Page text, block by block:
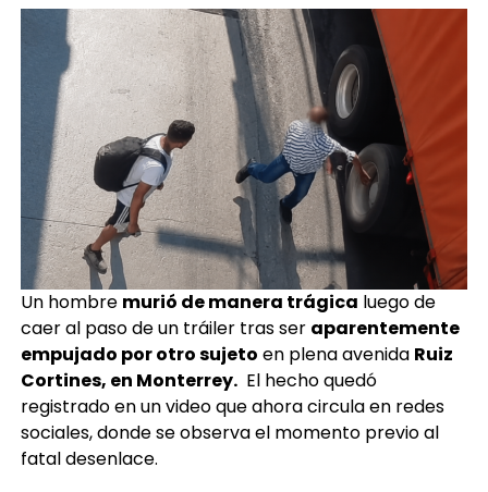
Un hombre murió de manera trágica luego de
caer al paso de un tráiler tras ser aparentemente
empujado por otro sujeto en plena avenida Ruiz
Cortines, en Monterrey.El hecho quedó
registrado en un video que ahora circula en redes
sociales, donde se observa el momento previo al
fatal desenlace.